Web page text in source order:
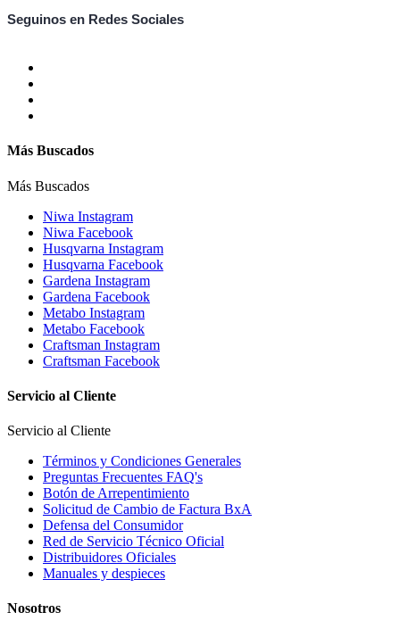
Seguinos en Redes Sociales
Más Buscados
Más Buscados
Niwa Instagram
Niwa Facebook
Husqvarna Instagram
Husqvarna Facebook
Gardena Instagram
Gardena Facebook
Metabo Instagram
Metabo Facebook
Craftsman Instagram
Craftsman Facebook
Servicio al Cliente
Servicio al Cliente
Términos y Condiciones Generales
Preguntas Frecuentes FAQ's
Botón de Arrepentimiento
Solicitud de Cambio de Factura BxA
Defensa del Consumidor
Red de Servicio Técnico Oficial
Distribuidores Oficiales
Manuales y despieces
Nosotros